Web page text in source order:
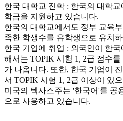
한국 대학교 진학 : 한국의 대학
학금을 지원하고 있습니다.
한국의 대학교에서도 정부 교육
족한 학생수를 유학생으로 유치
한국 기업에 취업 : 외국인이 한국
해서는 TOPIK 시험 1, 2급 점수
가 나옵니다. 또한, 한국 기업이
서 TOPIK 시험 1, 2급 이상이 있
미국의 텍사스주는 '한국어'를 공
으로 사용하고 있습니다.